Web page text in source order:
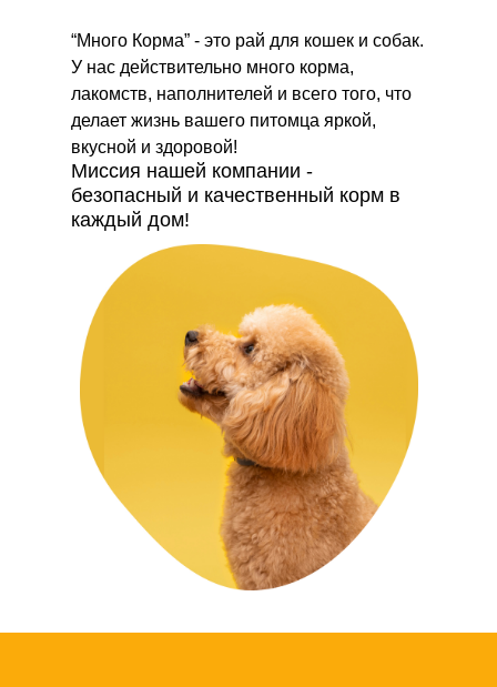
“Много Корма” - это рай для кошек и собак.
У нас действительно много корма,
лакомств, наполнителей и всего того, что
делает жизнь вашего питомца яркой,
вкусной и здоровой!
Миссия нашей компании -
безопасный и качественный корм в
каждый дом!